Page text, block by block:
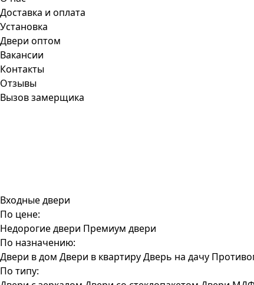
Доставка и оплата
Установка
Двери оптом
Вакансии
Контакты
Отзывы
Вызов замерщика
Входные двери
По цене:
Недорогие двери Премиум двери
По назначению:
Двери в дом Двери в квартируДверь на дачу
По типу: